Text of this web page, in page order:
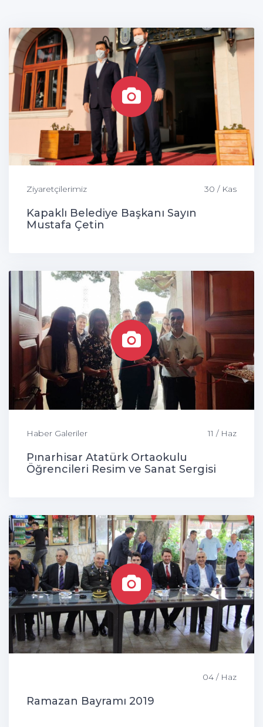
Ziyaretçilerimiz 30 / Kas
Kapaklı Belediye Başkanı Sayın
Mustafa Çetin
Haber Galeriler 11 / Haz
Pınarhisar Atatürk Ortaokulu
Öğrencileri Resim ve Sanat Sergisi
04 / Haz
Ramazan Bayramı 2019